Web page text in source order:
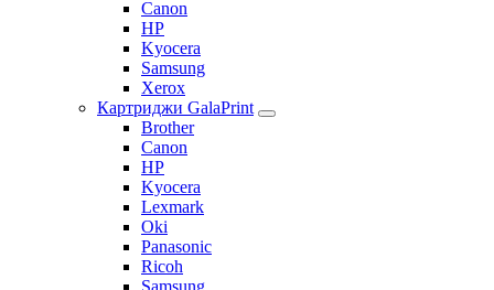
Canon
HP
Kyocera
Samsung
Xerox
Картриджи GalaPrint
Brother
Canon
HP
Kyocera
Lexmark
Oki
Panasonic
Ricoh
Samsung